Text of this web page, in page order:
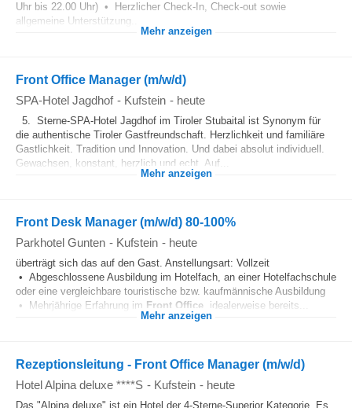
Uhr bis 22.00 Uhr) • Herzlicher Check-In, Check-out sowie
allgemeine Unterstützung...
Mehr anzeigen
Front Office Manager (m/w/d)
SPA-Hotel Jagdhof - Kufstein - heute
5. Sterne-SPA-Hotel Jagdhof im Tiroler Stubaital ist Synonym für
die authentische Tiroler Gastfreundschaft. Herzlichkeit und familiäre
Gastlichkeit. Tradition und Innovation. Und dabei absolut individuell.
Gewachsen, konstant, herzlich und echt. Auf...
Mehr anzeigen
Front Desk Manager (m/w/d) 80-100%
Parkhotel Gunten - Kufstein - heute
überträgt sich das auf den Gast. Anstellungsart: Vollzeit
• Abgeschlossene Ausbildung im Hotelfach, an einer Hotelfachschule
oder eine vergleichbare touristische bzw. kaufmännische Ausbildung
• Mehrjährige Erfahrung im Front Office , idealerweise bereits...
Mehr anzeigen
Rezeptionsleitung - Front Office Manager (m/w/d)
Hotel Alpina deluxe ****S - Kufstein - heute
Das "Alpina deluxe" ist ein Hotel der 4-Sterne-Superior Kategorie. Es